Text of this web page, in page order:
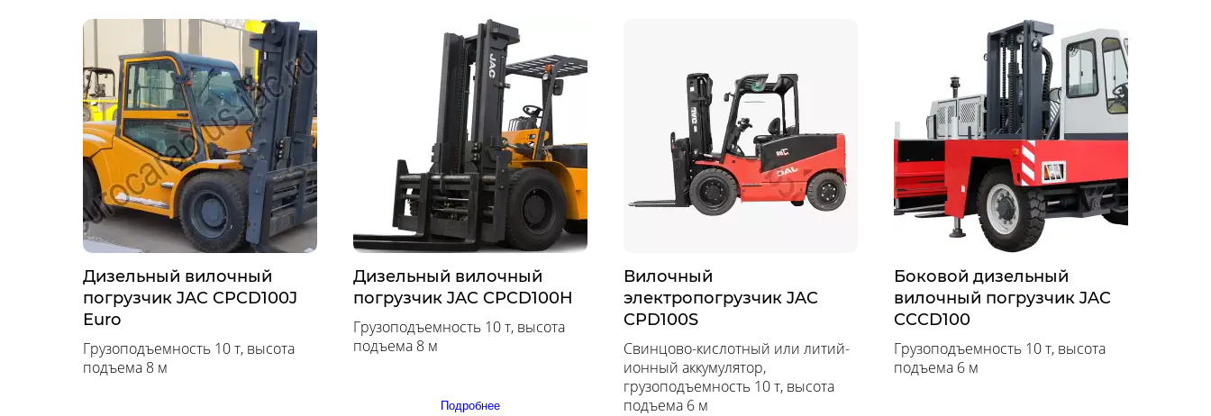
Дизельный вилочный
погрузчик JAC CPCD100J
Euro
Грузоподъемность 10 т, высота
подъема 8 м
Дизельный вилочный
погрузчик JAC CPCD100H
Грузоподъемность 10 т, высота
подъема 8 м
Подробнее
Вилочный
электропогрузчик JAC
CPD100S
Свинцово-кислотный или литий-
ионный аккумулятор,
грузоподъемность 10 т, высота
подъема 6 м
Боковой дизельный
вилочный погрузчик JAC
CCCD100
Грузоподъемность 10 т, высота
подъема 6 м